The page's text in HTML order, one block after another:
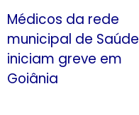
Médicos da rede
municipal de Saúde
iniciam greve em
Goiânia